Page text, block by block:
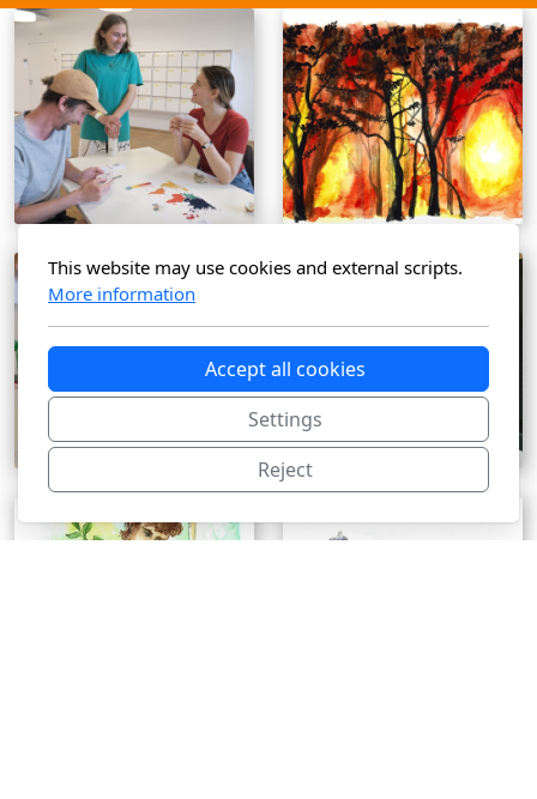
This website may use cookies and external scripts.
More information
Accept all cookies
Settings
Reject